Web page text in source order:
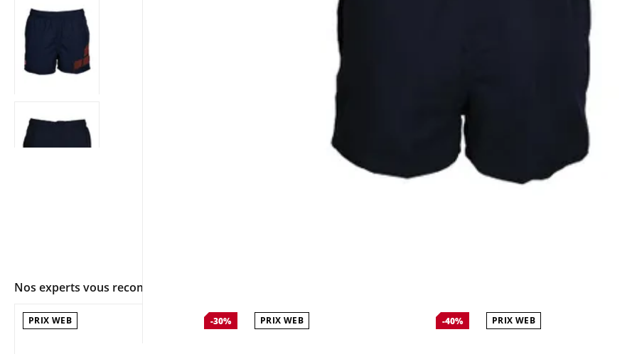
Nos experts vous recommandent
PRIX WEB -30% PRIX WEB -40% PRIX WEB